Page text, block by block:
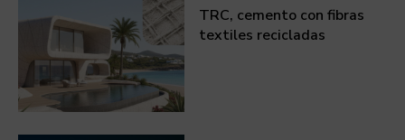
TRC, cemento con fibras
textiles recicladas